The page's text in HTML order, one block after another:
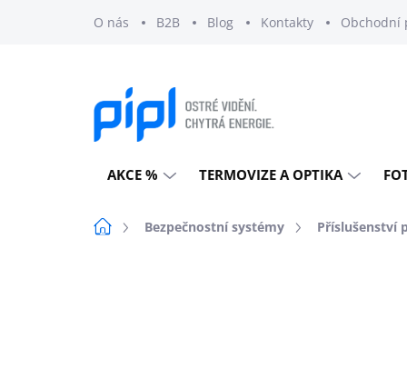
O nás B2B Blog Kontakty Obchodní
AKCE % TERMOVIZE A OPTIKA
DomůBezpečnostní systémy Příslušenství